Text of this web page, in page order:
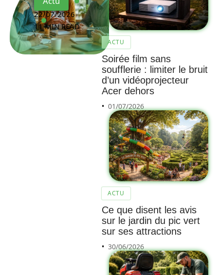
22/07/2026
11 MIN READ
ACTU
Soirée film sans
soufflerie : limiter le bruit
d’un vidéoprojecteur
Acer dehors
01/07/2026
ACTU
Ce que disent les avis
sur le jardin du pic vert
sur ses attractions
30/06/2026